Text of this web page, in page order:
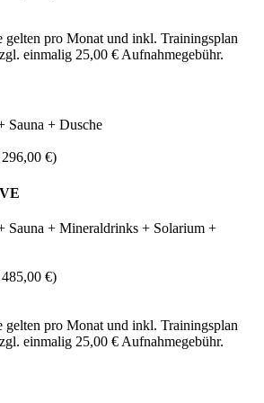
gelten pro Monat und inkl. Trainingsplan
einmalig 25,00 € Aufnahmegebühr.
Sauna + Dusche
€)
Sauna + Mineraldrinks + Solarium +
€)
gelten pro Monat und inkl. Trainingsplan
einmalig 25,00 € Aufnahmegebühr.